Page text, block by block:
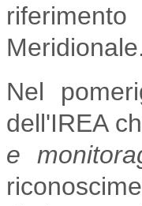
Meridionale.
Nel
dell'IREA
e